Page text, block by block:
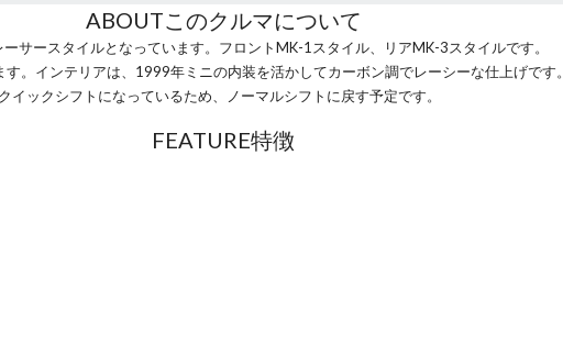
ABOUTこのクルマについて
サースタイルとなっています。フロントMK-1スタイル、リアMK-3スタイルです。
。インテリアは、1999年ミニの内装を活かしてカーボン調でレーシーな仕上げです。
ックシフトになっているため、ノーマルシフトに戻す予定です。
FEATURE特徴